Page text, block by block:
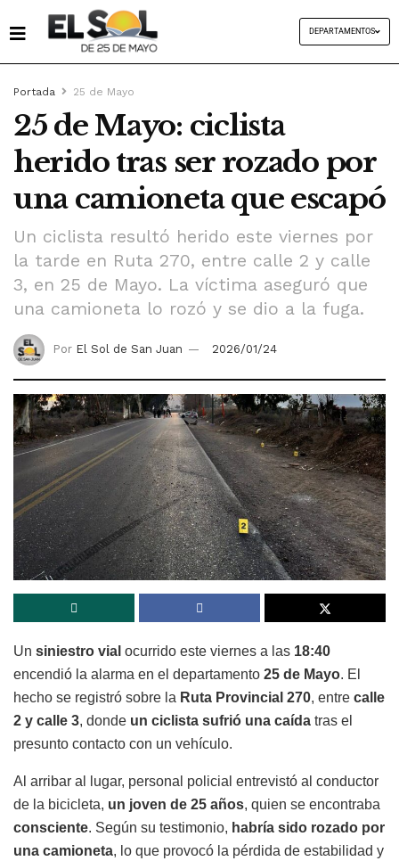
DEPARTAMENTOS
Portada 25 de Mayo
25 de Mayo: ciclista
herido tras ser rozado por
una camioneta que escapó
Un ciclista resultó herido este viernes por
la tarde en Ruta 270, entre calle 2 y calle
3, en 25 de Mayo. La víctima aseguró que
una camioneta lo rozó y se dio a la fuga.
Por El Sol de San Juan 2026/01/24
Un siniestro vial ocurrido este viernes a las 18:40
encendió la alarma en el departamento 25 de Mayo. El
hecho se registró sobre la Ruta Provincial 270, entre calle
2 y calle 3, donde un ciclista sufrió una caída tras el
presunto contacto con un vehículo.
Al arribar al lugar, personal policial entrevistó al conductor
de la bicicleta, un joven de 25 años, quien se encontraba
consciente. Según su testimonio, habría sido rozado por
una camioneta, lo que provocó la pérdida de estabilidad y